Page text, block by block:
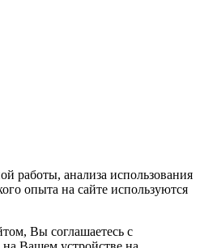
работы, анализа использования
опыта на сайте используются
Вы соглашаетесь с